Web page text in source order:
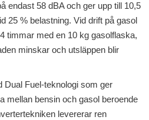
endast 58 dBA och ger upp till 10,5
25 % belastning. Vid drift på gasol
timmar med en 10 kg gasolflaska,
minskar och utsläppen blir
Dual Fuel-teknologi som ger
mellan bensin och gasol beroende
levererar ren